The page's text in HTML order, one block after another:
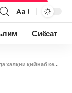
Aa
Сиёсат
ечимини белгилаб берди